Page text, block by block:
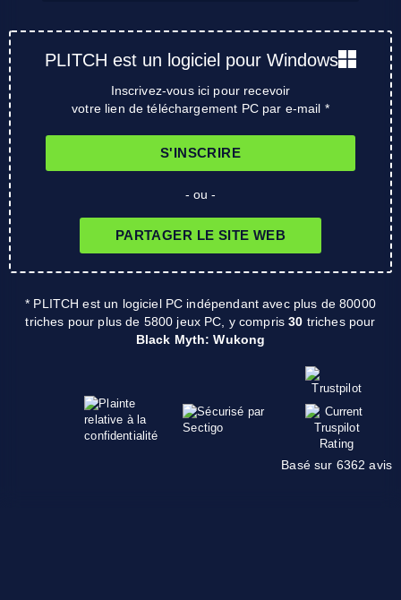
PLITCH est un logiciel pour Windows
Inscrivez-vous ici pour recevoir
votre lien de téléchargement PC par e-mail *
S'INSCRIRE
- ou -
PARTAGER LE SITE WEB
* PLITCH est un logiciel PC indépendant avec plus de 80000
triches pour plus de 5800 jeux PC, y compris30 triches pour
Black Myth: Wukong
Basé sur 6362 avis